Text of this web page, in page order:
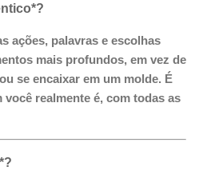
ações, palavras e escolhas
mais profundos, em vez de
se encaixar em um molde. É
realmente é, com todas as